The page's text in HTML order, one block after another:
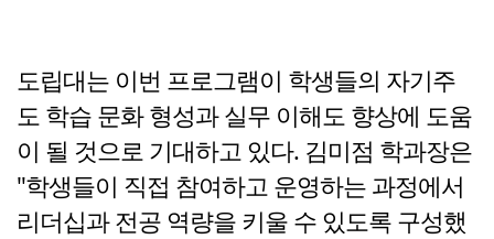
도립대는 이번 프로그램이 학생들의 자기주
도 학습 문화 형성과 실무 이해도 향상에 도움
이 될 것으로 기대하고 있다. 김미점 학과장은
"학생들이 직접 참여하고 운영하는 과정에서
리더십과 전공 역량을 키울 수 있도록 구성했